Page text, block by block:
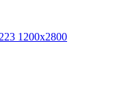
1200х2800